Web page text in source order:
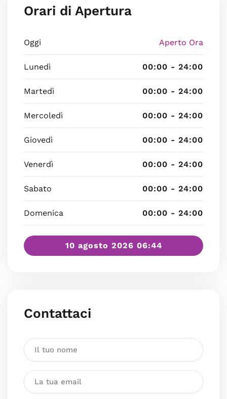
Orari di Apertura
Oggi Aperto Ora
Lunedì 00:00 - 24:00
Martedì 00:00 - 24:00
Mercoledì 00:00 - 24:00
Giovedì 00:00 - 24:00
Venerdì 00:00 - 24:00
Sabato 00:00 - 24:00
Domenica 00:00 - 24:00
10 agosto 2026 06:44
Contattaci